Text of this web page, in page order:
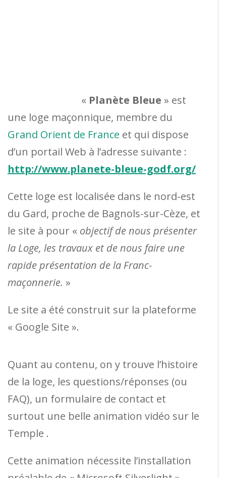
« Planète Bleue » est
une loge maçonnique, membre du
Grand Orient de France et qui dispose
d’un portail Web à l’adresse suivante :
http://www.planete-bleue-godf.org/
Cette loge est localisée dans le nord-est
du Gard, proche de Bagnols-sur-Cèze, et
le site à pour « objectif de nous présenter
la Loge, les travaux et de nous faire une
rapide présentation de la Franc-
maçonnerie. »
Le site a été construit sur la plateforme
« Google Site ».
Quant au contenu, on y trouve l’histoire
de la loge, les questions/réponses (ou
FAQ), un formulaire de contact et
surtout une belle animation vidéo sur le
Temple .
Cette animation nécessite l’installation